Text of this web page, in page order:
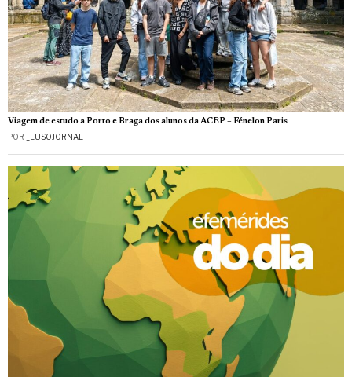
Viagem de estudo a Porto e Braga dos alunos da ACEP – Fénelon Paris
POR _LUSOJORNAL